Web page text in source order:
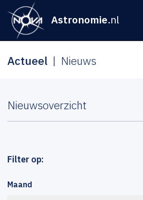
Astronomie.nl
Actueel Nieuws
Nieuwsoverzicht
Filter op:
Maand